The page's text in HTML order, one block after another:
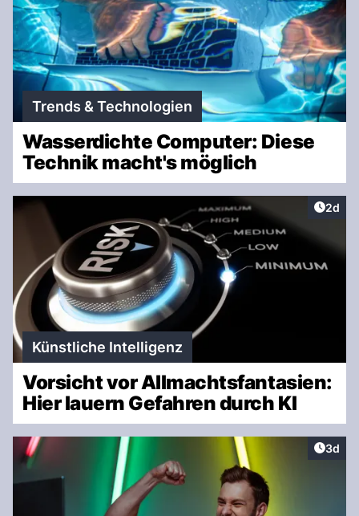
Trends & Technologien
Wasserdichte Computer: Diese
Technik macht's möglich
2d
Künstliche Intelligenz
Vorsicht vor Allmachtsfantasien:
Hier lauern Gefahren durch KI
3d